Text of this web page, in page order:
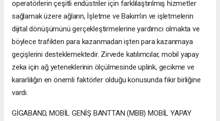
operatörlerin çeşitli endüstriler için farklılaştırılmış hizmetler
sağlamak üzere ağların, İşletme ve Bakım'ın ve işletmelerin
dijital dönüşümünü gerçekleştirmelerine yardımcı olmakta ve
böylece trafikten para kazanmadan işten para kazanmaya
geçişlerini desteklemektedir. Zirvede katılımcılar, mobil yapay
zeka için ağ yeteneklerinin ölçülmesinde uplink, gecikme ve
kararlılığın en önemli faktörler olduğu konusunda fikir birliğine
vardı.
GİGABAND, MOBİL GENİŞ BANTTAN (MBB) MOBİL YAPAY